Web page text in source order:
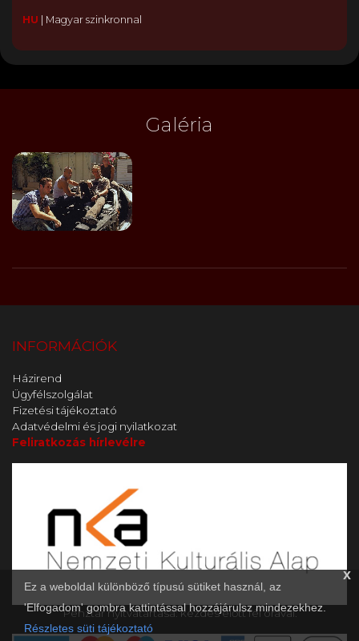
HU Magyar szinkronnal
Galéria
x
Ez a weboldal különböző típusú sütiket használ, az
'Elfogadom' gombra kattintással hozzájárulsz mindezekhez.
Részletes süti tájékoztató
INFORMÁCIÓK
Házirend
Ügyfélszolgálat
Fizetési tájékoztató
Adatvédelmi és jogi nyilatkozat
Feliratkozás hírlevélre
Pénztár nyitvatartása: kezdés előtt fél órával.